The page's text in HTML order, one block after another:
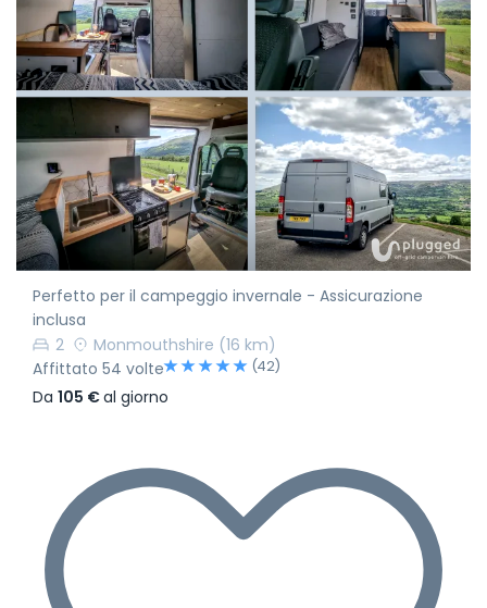
Perfetto per il campeggio invernale - Assicurazione
inclusa
2
Monmouthshire (16 km)
Affittato 54 volte
(42)
Da 105 €al giorno